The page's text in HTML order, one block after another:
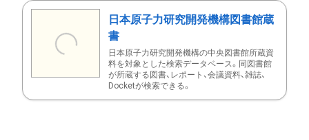
日本原子力研究開発機構図書館蔵
書
日本原子力研究開発機構の中央図書館所蔵資
料を対象とした検索データベース。同図書館
が所蔵する図書、レポート、会議資料、雑誌、
Docketが検索できる。